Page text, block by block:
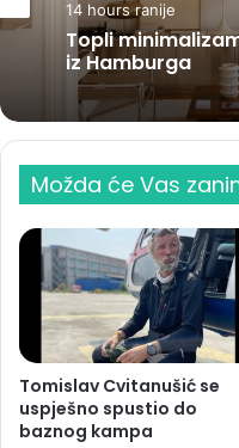
14 hours ranije
Topli
iz Hamburga
Možda će Vas
Tomislav Cvitanušić se
uspješno spustio do
baznog kampa